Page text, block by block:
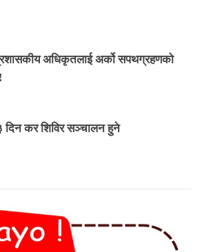
अधिकृतलाई अर्को सपथग्रहणको
दिन कर शिविर सञ्चालन हुने